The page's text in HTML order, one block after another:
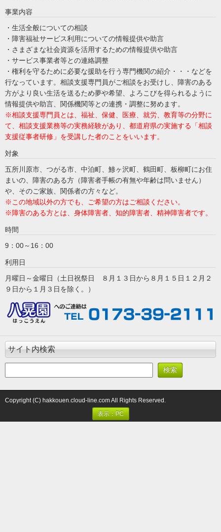
事業内容
・生活全般についての相談
・障害福祉サービス利用についての情報提供や助言
・さまざまな社会資源を活用するための情報提供や助言
・サービス事業者等との連絡調整
・権利を守るために必要な援助を行う専門機関の紹介・・・ などを
行なっています。 相談支援専門員がご相談をお受けし、 障害のある
方がより良い生活を送るため夢や希望、 よろこびを得られるように
情報提供や助言、関係機関等との連携・調整に努めます。
※相談支援専門員とは、福祉、保健、医療、就労、教育等の分野に
て、相談支援業務等の実務経験があり、都道府県の実施する「相談
支援従事者研修」を受講した者のことをいいます。
対象
五所川原市、つがる市、中泊町、鯵ヶ沢町、鶴田町、板柳町にお住
まいの、障害のある方（障害者手帳の有無や年齢は問いません）
や、そのご家族、関係者の方々など。
※この地域以外の方でも、ご希望の方はご相談ください。
※障害のある方とは、身体障害者、知的障害者、精神障害者です。
時間
9：00～16：00
利用日
月曜日～金曜日（土日祝祭日 ８月１３日から８月１５日１２月２
９日から１月３日を除く。）
サイト内検索
Copyright (C) hakkouen.cloud-line.com All Rights Reserved.
表示：PC